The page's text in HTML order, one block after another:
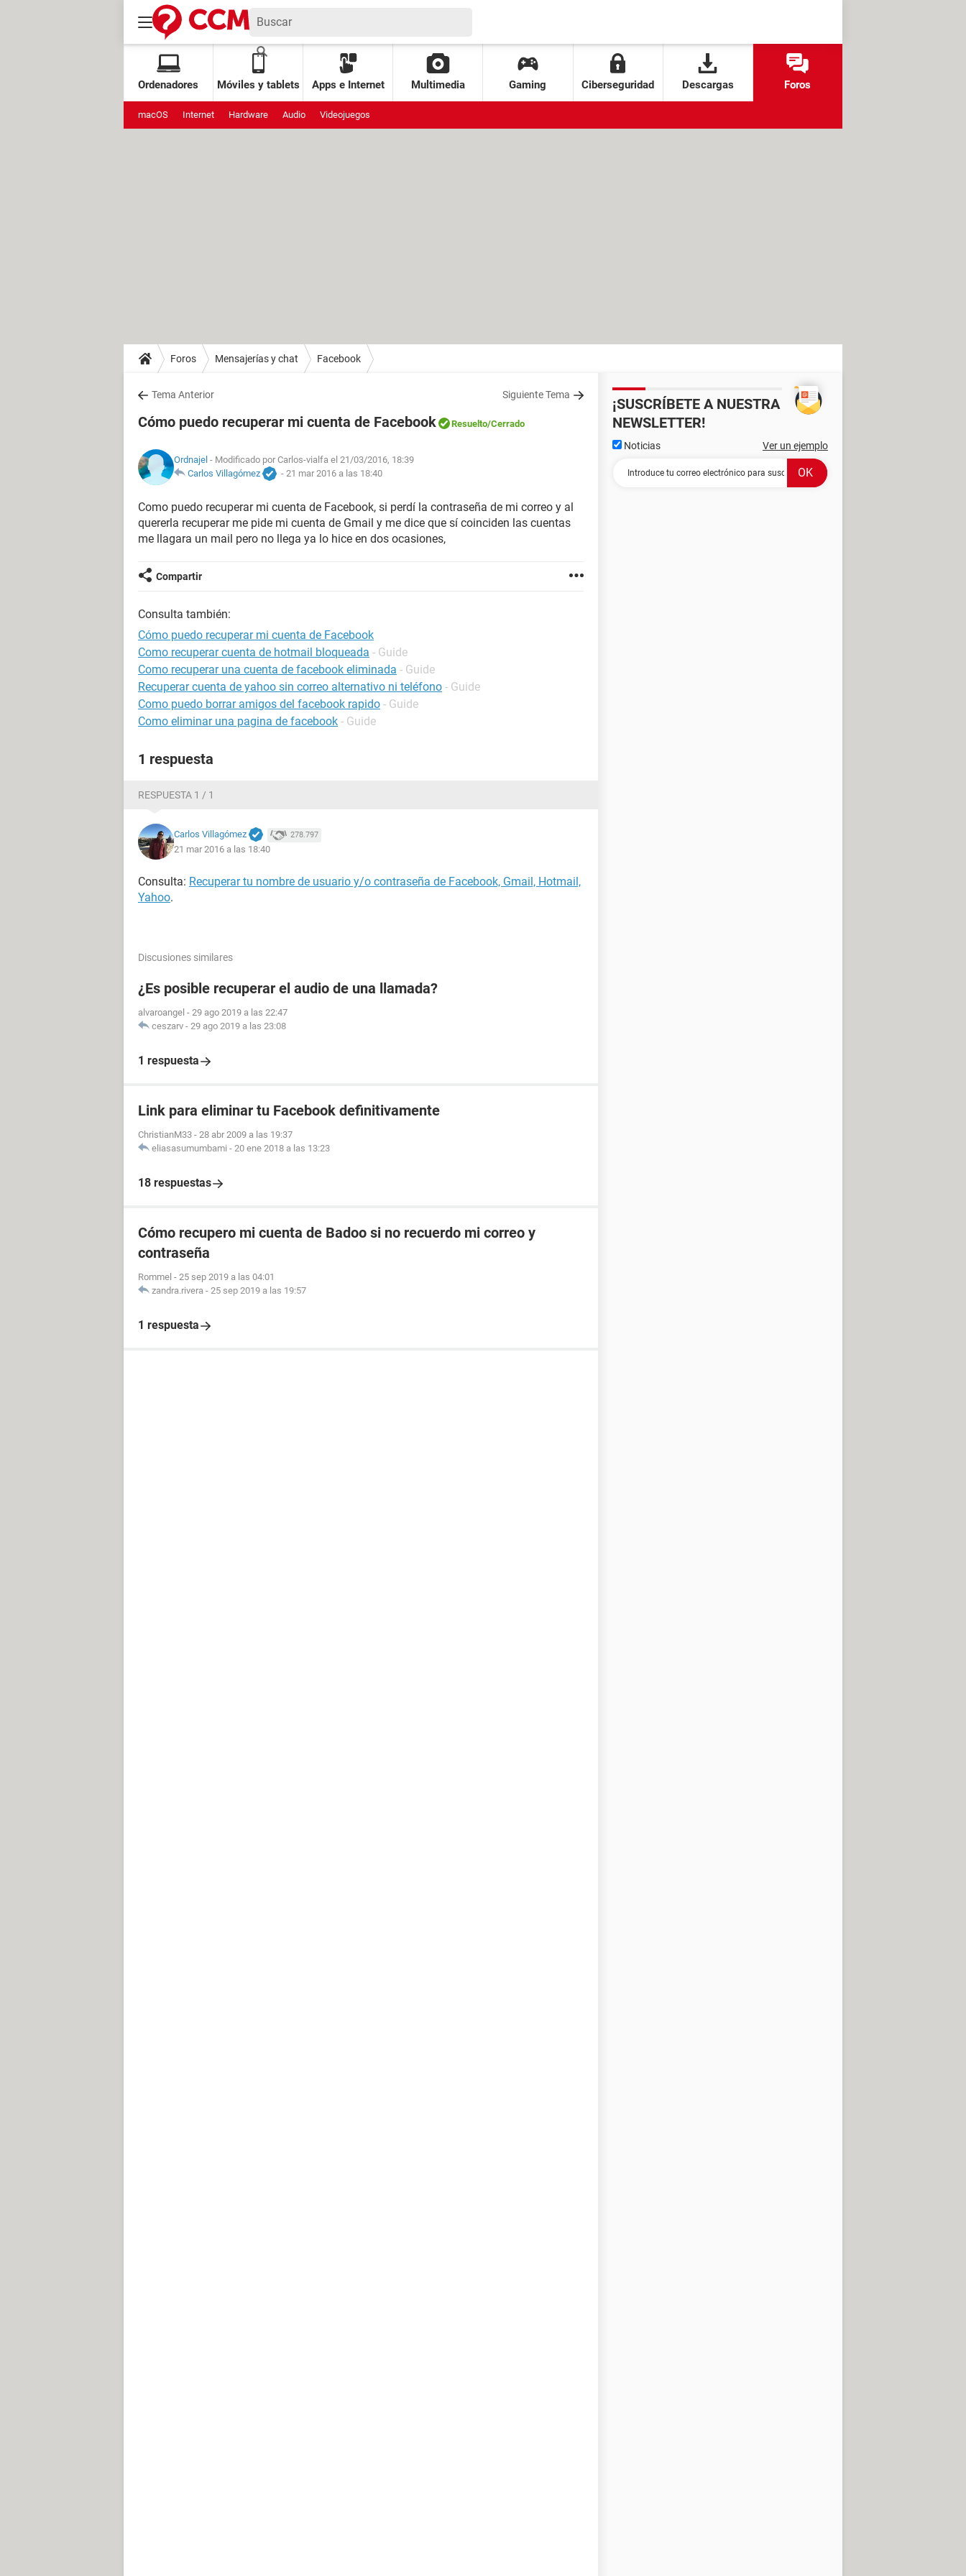
Ordenadores Móviles y tablets Apps e Internet Multimedia Gaming Ciberseguridad Descargas Foros
macOS Internet Hardware Audio Videojuegos
Foros Mensajerías y chat Facebook
Tema Anterior Siguiente Tema
Cómo puedo recuperar mi cuenta de Facebook Resuelto/Cerrado
Ordnajel - Modificado por Carlos-vialfa el 21/03/2016, 18:39
Carlos Villagómez
- 21 mar 2016 a las 18:40
Como puedo recuperar mi cuenta de Facebook, si perdí la contraseña de mi correo y al
quererla recuperar me pide mi cuenta de Gmail y me dice que sí coinciden las cuentas
me llagara un mail pero no llega ya lo hice en dos ocasiones,
Compartir
Consulta también:
Cómo puedo recuperar mi cuenta de Facebook
Como recuperar cuenta de hotmail bloqueada - Guide
Como recuperar una cuenta de facebook eliminada - Guide
Recuperar cuenta de yahoo sin correo alternativo ni teléfono - Guide
Como puedo borrar amigos del facebook rapido - Guide
Como eliminar una pagina de facebook - Guide
1 respuesta
RESPUESTA 1 / 1
Carlos Villagómez 278.797
21 mar 2016 a las 18:40
Consulta: Recuperar tu nombre de usuario y/o contraseña de Facebook, Gmail, Hotmail,
Yahoo.
Discusiones similares
¿Es posible recuperar el audio de una llamada?
alvaroangel - 29 ago 2019 a las 22:47
ceszarv - 29 ago 2019 a las 23:08
1 respuesta
Link para eliminar tu Facebook definitivamente
ChristianM33 - 28 abr 2009 a las 19:37
eliasasumumbami - 20 ene 2018 a las 13:23
18 respuestas
Cómo recupero mi cuenta de Badoo si no recuerdo mi correo y
contraseña
Rommel - 25 sep 2019 a las 04:01
zandra.rivera - 25 sep 2019 a las 19:57
1 respuesta
¡SUSCRÍBETE A NUESTRA
NEWSLETTER!
Noticias Ver un ejemplo